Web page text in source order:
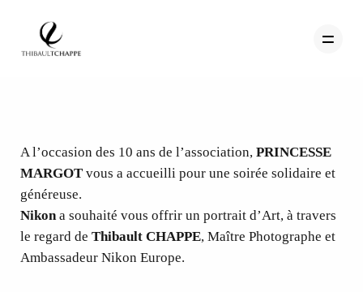
TEMOIGNAGES
QUI SUIS-JE
A l’occasion des 10 ans de l’association, PRINCESSE
MARGOT vous a accueilli pour une soirée solidaire et
généreuse.
Nikona souhaité vous offrir un portrait d’Art, à travers
le regard de Thibault CHAPPE, Maître Photographe et
Ambassadeur Nikon Europe.